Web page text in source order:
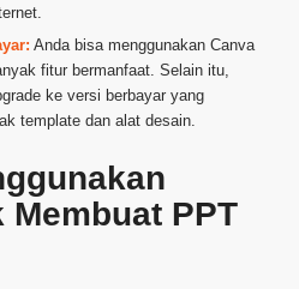
Anda bisa menggunakan Canva
fitur bermanfaat. Selain itu,
ke versi berbayar yang
template dan alat desain.
PPT